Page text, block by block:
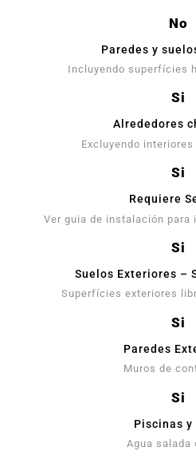
No
Paredes y
Incluyendo superfícies
Si
Alrededores
Excluyendo
Si
Requiere
Ver guia de instalación para
Si
Suelos Exteriores –
Superfícies exteriores
Si
Paredes
Muros de
Si
Piscinas y
Agua salada